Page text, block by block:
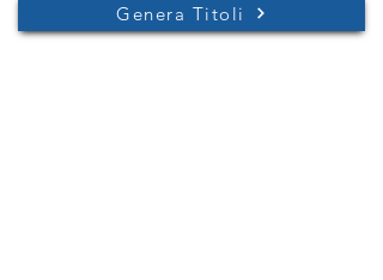
Genera Titoli